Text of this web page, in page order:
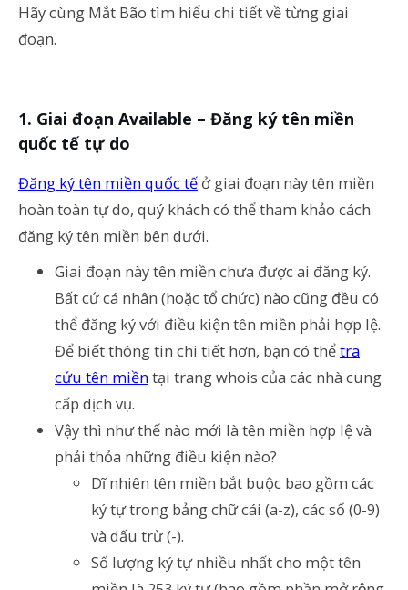
Hãy cùng Mắt Bão tìm hiểu chi tiết về từng giai
đoạn.
1. Giai đoạn Available – Đăng ký tên miền
quốc tế tự do
Đăng ký tên miền quốc tế ở giai đoạn này tên miền
hoàn toàn tự do, quý khách có thể tham khảo cách
đăng ký tên miền bên dưới.
Giai đoạn này tên miền chưa được ai đăng ký.
Bất cứ cá nhân (hoặc tổ chức) nào cũng đều có
thể đăng ký với điều kiện tên miền phải hợp lệ.
Để biết thông tin chi tiết hơn, bạn có thểtra
cứu tên miềntại trang whois của các nhà cung
cấp dịch vụ.
Vậy thì như thế nào mới là tên miền hợp lệ và
phải thỏa những điều kiện nào?
Dĩ nhiên tên miền bắt buộc bao gồm các
ký tự trong bảng chữ cái (a-z), các số (0-9)
và dấu trừ (-).
Số lượng ký tự nhiều nhất cho một tên